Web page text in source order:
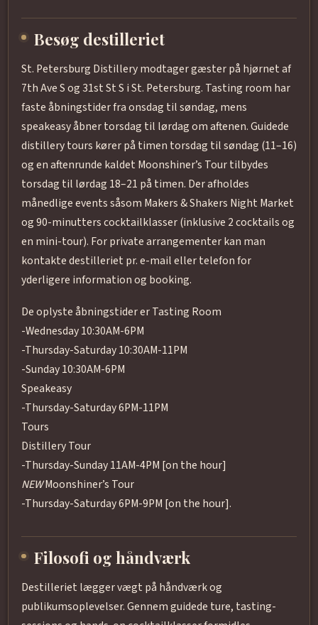
Besøg destilleriet
St. Petersburg Distillery modtager gæster på hjørnet af
7th Ave S og 31st St S i St. Petersburg. Tasting room har
faste åbningstider fra onsdag til søndag, mens
speakeasy åbner torsdag til lørdag om aftenen. Guidede
distillery tours kører på timen torsdag til søndag (11–16)
og en aftenrunde kaldet Moonshiner’s Tour tilbydes
torsdag til lørdag 18–21 på timen. Der afholdes
månedlige events såsom Makers & Shakers Night Market
og 90-minutters cocktailklasser (inklusive 2 cocktails og
en mini-tour). For private arrangementer kan man
kontakte destilleriet pr. e-mail eller telefon for
yderligere information og booking.
De oplyste åbningstider er Tasting Room
-Wednesday 10:30AM-6PM
-Thursday-Saturday 10:30AM-11PM
-Sunday 10:30AM-6PM
Speakeasy
-Thursday-Saturday 6PM-11PM
Tours
Distillery Tour
-Thursday-Sunday 11AM-4PM [on the hour]
NEWMoonshiner’s Tour
-Thursday-Saturday 6PM-9PM [on the hour].
Filosofi og håndværk
Destilleriet lægger vægt på håndværk og
publikumsoplevelser. Gennem guidede ture, tasting-